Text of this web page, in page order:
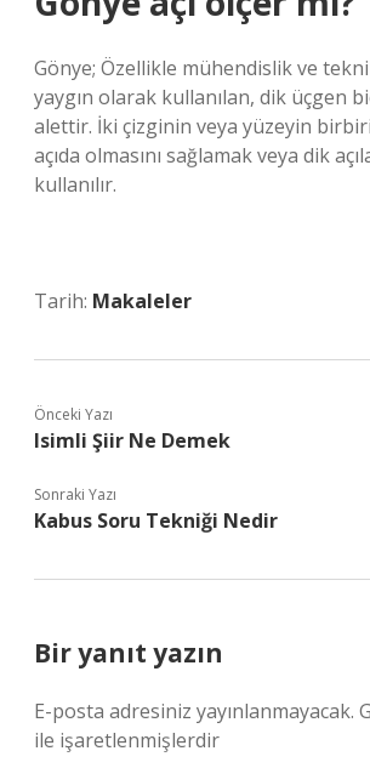
Gönye; Özellikle mühendislik ve
yaygın olarak kullanılan, dik üçgen
alettir. İki çizginin veya yüzeyin
açıda olmasını sağlamak veya dik
kullanılır.
Tarih: Makaleler
Önceki Yazı
Isimli Şiir Ne Demek
Sonraki Yazı
Kabus Soru Tekniği Nedir
Bir yanıt yazın
E-posta adresiniz yayınlanmayacak.
ile işaretlenmişlerdir